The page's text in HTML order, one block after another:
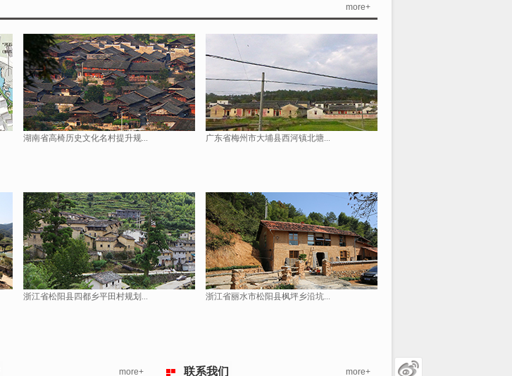
more+
湖南省高椅历史文化名村提升规... 广东省梅州市大埔县西河镇北塘...
浙江省松阳县四都乡平田村规划... 浙江省丽水市松阳县枫坪乡沿坑...
more+
联系我们
more+